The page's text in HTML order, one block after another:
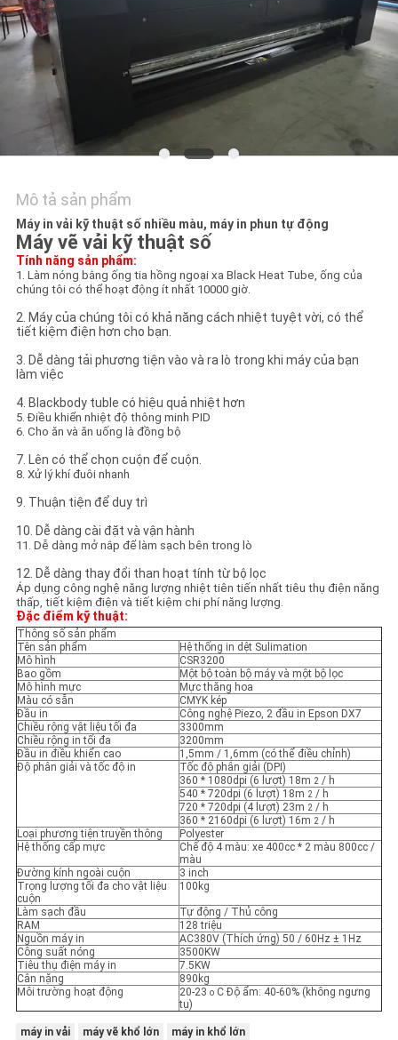
TIN
TỨC
TẤT
CÁC
TRƯỜNG
HỢP
COMPANY
NEWS
SƠ
ĐỒ
TRANG
WEB
CHÍNH
SÁCH
BẢO
MẬT
Mô tả sản phẩm
Máy in vải kỹ thuật số nhiều màu, máy in phun tự động
Máy vẽ vải kỹ thuật số
Tính năng sản phẩm:
1. Làm nóng bằng ống tia hồng ngoại xa Black Heat Tube, ống của
chúng tôi có thể hoạt động ít nhất 10000 giờ.
2. Máy của chúng tôi có khả năng cách nhiệt tuyệt vời, có thể
tiết kiệm điện hơn cho bạn.
3. Dễ dàng tải phương tiện vào và ra lò trong khi máy của bạn
làm việc
4. Blackbody tuble có hiệu quả nhiệt hơn
5. Điều khiển nhiệt độ thông minh PID
6. Cho ăn và ăn uống là đồng bộ
7. Lên có thể chọn cuộn để cuộn.
8. Xử lý khí đuôi nhanh
9. Thuận tiện để duy trì
10. Dễ dàng cài đặt và vận hành
11. Dễ dàng mở nắp để làm sạch bên trong lò
12. Dễ dàng thay đổi than hoạt tính từ bộ lọc
Áp dụng công nghệ năng lượng nhiệt tiên tiến nhất tiêu thụ điện năng
thấp, tiết kiệm điện và tiết kiệm chi phí năng lượng.
Đặc điểm kỹ thuật:
Thông số sản phẩm
Tên sản phẩm
Hệ thống in dệt Sulimation
Mô hình
CSR3200
Bao gồm
Một bộ toàn bộ máy và một bộ lọc
Mô hình mực
Mực thăng hoa
Màu có sẵn
CMYK kép
Đầu in
Công nghệ Piezo, 2 đầu in Epson DX7
Chiều rộng vật liệu tối đa
3300mm
Chiều rộng in tối đa
3200mm
Đầu in điều khiển cao
1,5mm / 1,6mm (có thể điều chỉnh)
Độ phân giải và tốc độ in
Tốc độ phân giải (DPI)
360 * 1080dpi (6 lượt) 18m 2/ h
540 * 720dpi (6 lượt) 18m 2/ h
720 * 720dpi (4 lượt) 23m 2/ h
360 * 2160dpi (6 lượt) 16m 2/ h
Loại phương tiện truyền thông
Polyester
Hệ thống cấp mực
Chế độ 4 màu: xe 400cc * 2 màu 800cc /
màu
Đường kính ngoài cuộn
3 inch
Trọng lượng tối đa cho vật liệu
cuộn
100kg
Làm sạch đầu
Tự động / Thủ công
RAM
128 triệu
Nguồn máy in
AC380V (Thích ứng) 50 / 60Hz ± 1Hz
Công suất nóng
3500KW
Tiêu thụ điện máy in
7.5KW
Cân nặng
890kg
Môi trường hoạt động
20-23 oC Độ ẩm: 40-60% (không ngưng
tụ)
máy in vải máy vẽ khổ lớn máy in khổ lớn